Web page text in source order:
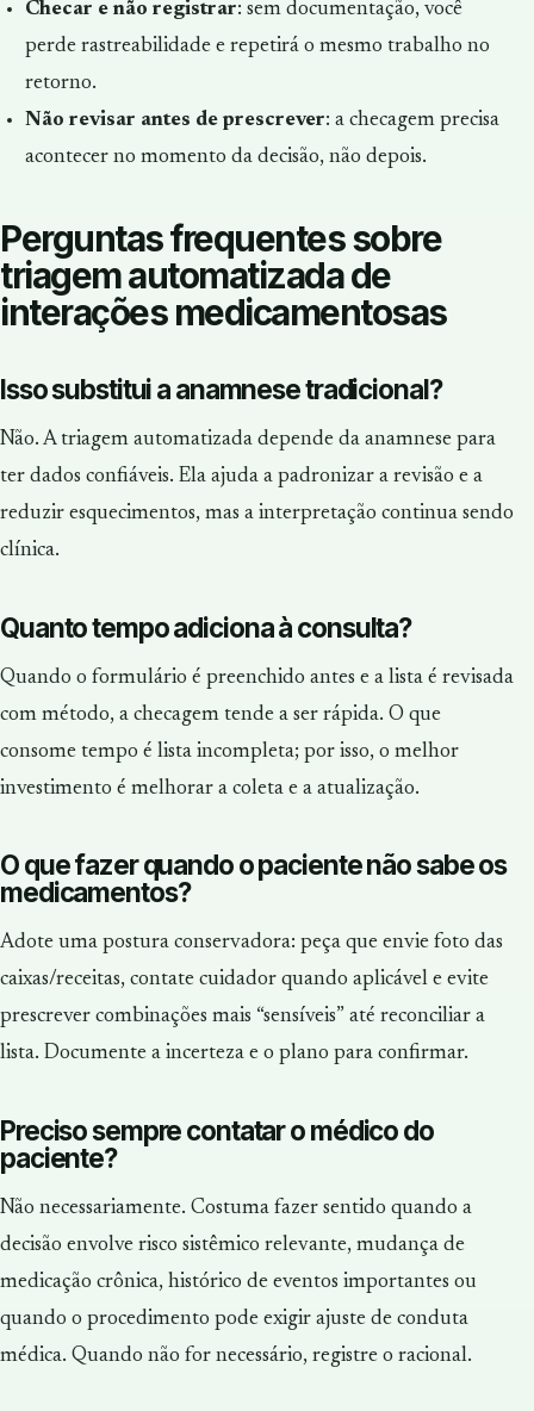
Checar e não registrar: sem documentação, você
perde rastreabilidade e repetirá o mesmo trabalho no
retorno.
Não revisar antes de prescrever: a checagem precisa
acontecer no momento da decisão, não depois.
Perguntas frequentes sobre
triagem automatizada de
interações medicamentosas
Isso substitui a anamnese tradicional?
Não. A triagem automatizada depende da anamnese para
ter dados confiáveis. Ela ajuda a padronizar a revisão e a
reduzir esquecimentos, mas a interpretação continua sendo
clínica.
Quanto tempo adiciona à consulta?
Quando o formulário é preenchido antes e a lista é revisada
com método, a checagem tende a ser rápida. O que
consome tempo é lista incompleta; por isso, o melhor
investimento é melhorar a coleta e a atualização.
O que fazer quando o paciente não sabe os
medicamentos?
Adote uma postura conservadora: peça que envie foto das
caixas/receitas, contate cuidador quando aplicável e evite
prescrever combinações mais “sensíveis” até reconciliar a
lista. Documente a incerteza e o plano para confirmar.
Preciso sempre contatar o médico do
paciente?
Não necessariamente. Costuma fazer sentido quando a
decisão envolve risco sistêmico relevante, mudança de
medicação crônica, histórico de eventos importantes ou
quando o procedimento pode exigir ajuste de conduta
médica. Quando não for necessário, registre o racional.